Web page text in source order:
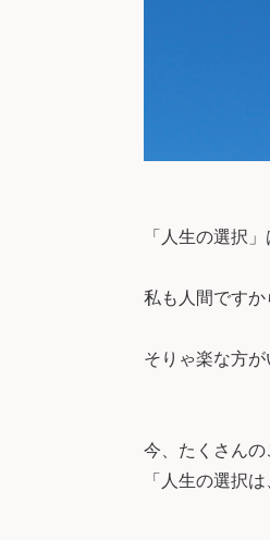
「人生の選択
私も人間ですか
そりゃ楽な方
今、たくさん
「人生の選択